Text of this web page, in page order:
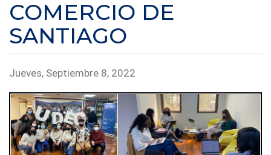
COMERCIO DE
SANTIAGO
Jueves, Septiembre 8, 2022